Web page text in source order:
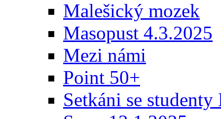
Malešický mozek
Masopust 4.3.2025
Mezi námi
Point 50+
Setkáni se